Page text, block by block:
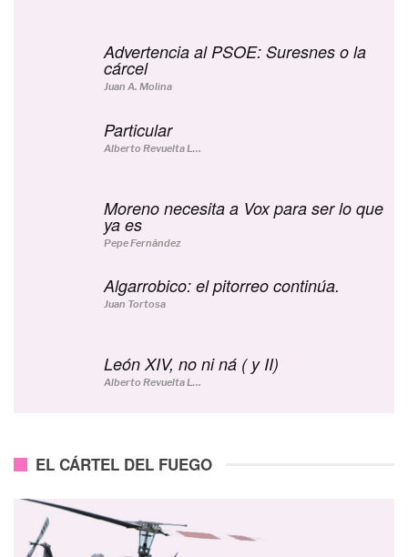
Advertencia al PSOE: Suresnes o la
cárcel
Juan A. Molina
Particular
Alberto Revuelta Lucerga
Moreno necesita a Vox para ser lo que
ya es
Pepe Fernández
Algarrobico: el pitorreo continúa.
Juan Tortosa
León XIV, no ni ná ( y II)
Alberto Revuelta Lucerga
EL CÁRTEL DEL FUEGO